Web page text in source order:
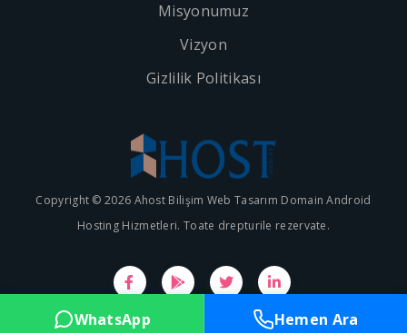
Misyonumuz
Vizyon
Gizlilik Politikası
Copyright © 2026 Ahost Bilişim Web Tasarım Domain Android
Hosting Hizmetleri. Toate drepturile rezervate.
WhatsApp Hemen Ara